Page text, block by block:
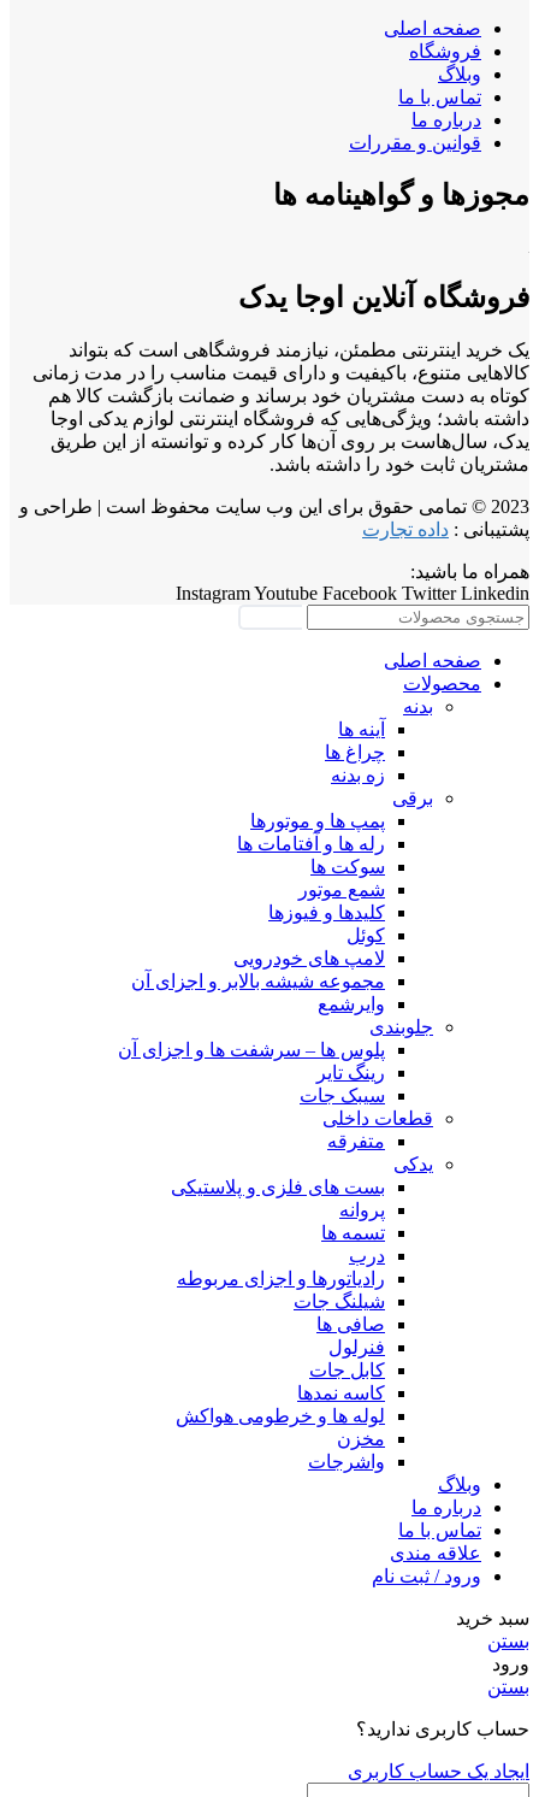
صفحه اصلی
فروشگاه
وبلاگ
تماس با ما
درباره ما
قوانین و مقررات
مجوزها و گواهینامه ها
فروشگاه آنلاین اوجا یدک
یک خرید اینترنتی مطمئن، نیازمند فروشگاهی است که بتواند
کالاهایی متنوع، باکیفیت و دارای قیمت مناسب را در مدت زمانی
کوتاه به دست مشتریان خود برساند و ضمانت بازگشت کالا هم
داشته باشد؛ ویژگی‌هایی که فروشگاه اینترنتی لوازم یدکی اوجا
یدک، سال‌هاست بر روی آن‌ها کار کرده و توانسته از این طریق
مشتریان ثابت خود را داشته باشد.
2023 © تمامی حقوق برای این وب سایت محفوظ است | طراحی و
پشتیبانی : داده تجارت
همراه ما باشید:
InstagramYoutube Facebook Twitter Linkedin
صفحه اصلی
محصولات
بدنه
آینه ها
چراغ ها
زه بدنه
برقی
پمپ ها و موتورها
رله ها و آفتامات ها
سوکت ها
شمع موتور
کلیدها و فیوزها
کوئل
لامپ های خودرویی
مجموعه شیشه بالابر و اجزای آن
وایرشمع
جلوبندی
پلوس ها – سرشفت ها و اجزای آن
رینگ تایر
سیبک جات
قطعات داخلی
متفرقه
یدکی
بست های فلزی و پلاستیکی
پروانه
تسمه ها
درب
رادیاتورها و اجزای مربوطه
شیلنگ جات
صافی ها
فنرلول
کابل جات
کاسه نمدها
لوله ها و خرطومی هواکش
مخزن
واشرجات
وبلاگ
درباره ما
تماس با ما
علاقه مندی
ورود / ثبت نام
سبد خرید
بستن
ورود
بستن
حساب کاربری ندارید؟
ایجاد یک حساب کاربری